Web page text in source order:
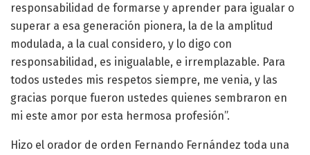
responsabilidad de formarse y aprender para igualar o
superar a esa generación pionera, la de la amplitud
modulada, a la cual considero, y lo digo con
responsabilidad, es inigualable, e irremplazable. Para
todos ustedes mis respetos siempre, me venia, y las
gracias porque fueron ustedes quienes sembraron en
mi este amor por esta hermosa profesión”.
Hizo el orador de orden Fernando Fernández toda una